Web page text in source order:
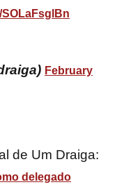
February
de Um Draiga:
delegado